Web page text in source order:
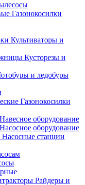
Газонокосилки
Культиваторы и
Кусторезы и
и ледобуры
Газонокосилки
Навесное оборудование
Насосное оборудование
Насосные станции
Райдеры и